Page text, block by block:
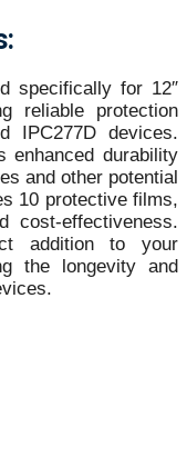
specifically for 12″
reliable protection
IPC277D devices.
durability
and other potential
10 protective films,
cost-effectiveness.
addition to your
the longevity and